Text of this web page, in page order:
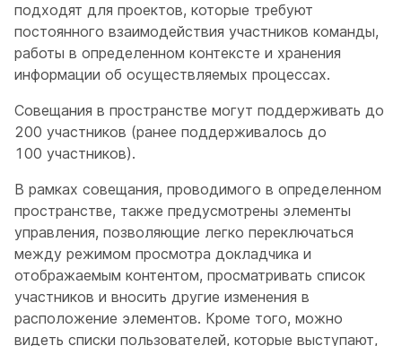
подходят для проектов, которые требуют
постоянного взаимодействия участников команды,
работы в определенном контексте и хранения
информации об осуществляемых процессах.
Совещания в пространстве могут поддерживать до
200 участников (ранее поддерживалось до
100 участников).
В рамках совещания, проводимого в определенном
пространстве, также предусмотрены элементы
управления, позволяющие легко переключаться
между режимом просмотра докладчика и
отображаемым контентом, просматривать список
участников и вносить другие изменения в
расположение элементов. Кроме того, можно
видеть списки пользователей, которые выступают,